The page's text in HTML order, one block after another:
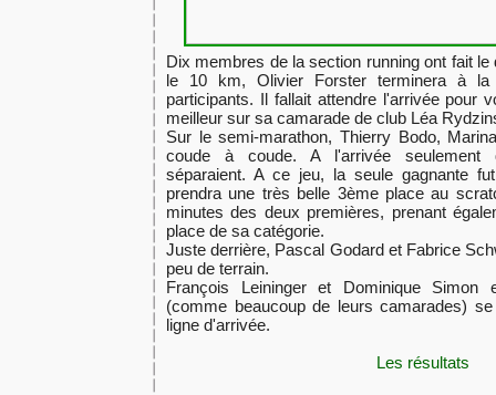
Dix membres de la section running ont fait
le 10 km, Olivier Forster terminera à
participants. Il fallait attendre l'arrivée pour
meilleur sur sa camarade de club Léa
Sur le semi-marathon, Thierry Bodo,
coude à coude. A l'arrivée seulement
séparaient. A ce jeu, la seule gagnante
prendra une très belle 3ème place au
minutes des deux premières, prenant
place de sa catégorie.
Juste derrière, Pascal Godard et Fabrice
peu de terrain.
François Leininger et Dominique Simon
(comme beaucoup de leurs camarades)
ligne d'arrivée.
Les résultats